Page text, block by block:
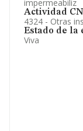
impermeabiliz
Actividad
4324 - Otras
Estado de la
Viva